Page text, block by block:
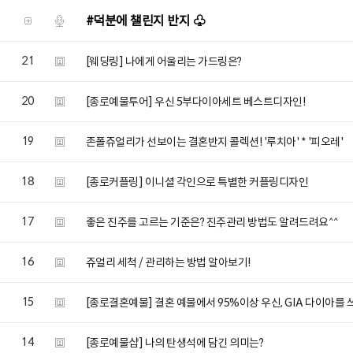
#덕분에 챌린지 반지 ♧
21 [웨딩링] 나에게 어울리는 가드링은?
20 [종로예물투어] 우신 5부다이아세트 베스트디자인!
19 존폴쥬얼리가 선보이는 결혼반지 콜렉션! '루치아' * '피오레'
18 [종로커플링] 이니셜 각인으로 특별한 커플링디자인
17 좋은 진주를 고르는 기준은? 진주관리 방법도 알려드려요^^
16 쥬얼리 세척 / 관리하는 방법 알아보기!
15 [종로결혼예물] 결혼 예물에서 95%이상 우신, GIA 다이아를
14 [종로예물샵] 나의 탄생석에 담긴 의미는?